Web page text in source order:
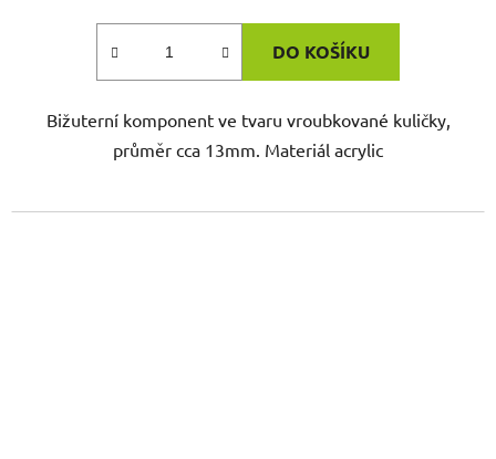
DO KOŠÍKU
Bižuterní komponent ve tvaru vroubkované kuličky,
průměr cca 13mm. Materiál acrylic